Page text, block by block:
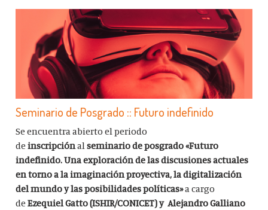
Seminario de Posgrado :: Futuro indefinido
Se encuentra abierto el periodo
deinscripciónalseminario de posgrado «Futuro
indefinido.Una exploración de las discusiones actuales
en torno a la imaginación proyectiva, la digitalización
del mundo y las posibilidades políticas»a cargo
deEzequiel Gatto (ISHIR/CONICET) y Alejandro Galliano